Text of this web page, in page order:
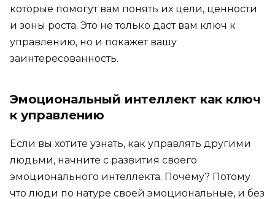
которые помогут вам понять их цели, ценности
и зоны роста. Это не только даст вам ключ к
управлению, но и покажет вашу
заинтересованность.
Эмоциональный интеллект как ключ
к управлению
Если вы хотите узнать, как управлять другими
людьми, начните с развития своего
эмоционального интеллекта. Почему? Потому
что люди по натуре своей эмоциональные, и без